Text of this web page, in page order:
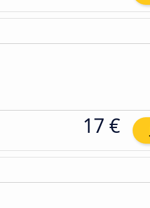
17 €